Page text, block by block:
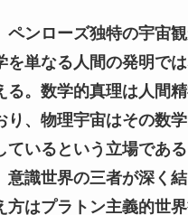
ペンローズ独特の宇宙
を単なる人間の発明で
る。数学的真理は人間
り、物理宇宙はその数
ているという立場であ
意識世界の三者が深く
方はプラトン主義的世